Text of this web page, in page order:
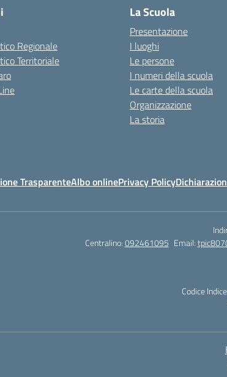
Regionale
Territoriale
La Scuola
Presentazione
I luoghi
Le persone
I numeri della scuola
Le carte della scuola
Organizzazione
La storia
TrasparenteAlbo onlinePrivacy Policy
Centralino:092461095 Email:
Codice